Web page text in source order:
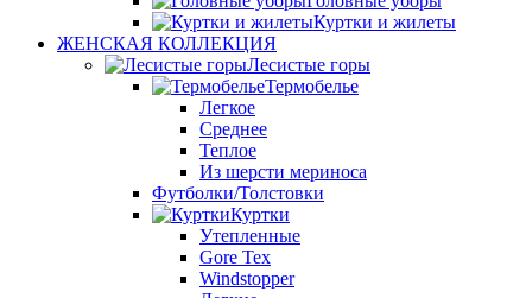
Куртки и жилеты
ЖЕНСКАЯ КОЛЛЕКЦИЯ
Лесистые горы
Термобелье
Легкое
Среднее
Теплое
Из шерсти мериноса
Футболки/Толстовки
Куртки
Утепленные
Gore Tex
Windstopper